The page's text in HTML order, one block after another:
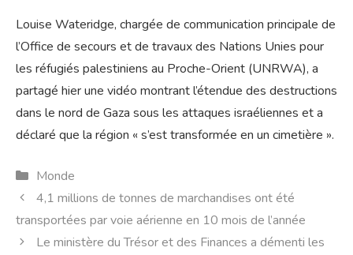
Louise Wateridge, chargée de communication principale de
l’Office de secours et de travaux des Nations Unies pour
les réfugiés palestiniens au Proche-Orient (UNRWA), a
partagé hier une vidéo montrant l’étendue des destructions
dans le nord de Gaza sous les attaques israéliennes et a
déclaré que la région « s’est transformée en un cimetière ».
Catégories
Monde
4,1 millions de tonnes de marchandises ont été
transportées par voie aérienne en 10 mois de l’année
Le ministère du Trésor et des Finances a démenti les